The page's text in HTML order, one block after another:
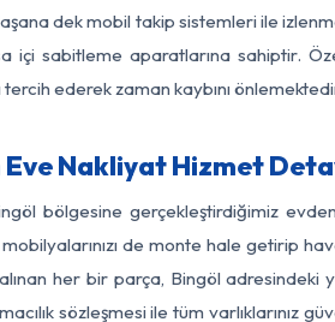
dek mobil takip sistemleri ile
içi sabitleme aparatlarına sahiptir.
ederek zaman kaybını
Eve Nakliyat Hizmet
bölgesine gerçekleştirdiğimiz
de monte hale getirip
her bir parça, Bingöl
sözleşmesi ile tüm varlıklarınız